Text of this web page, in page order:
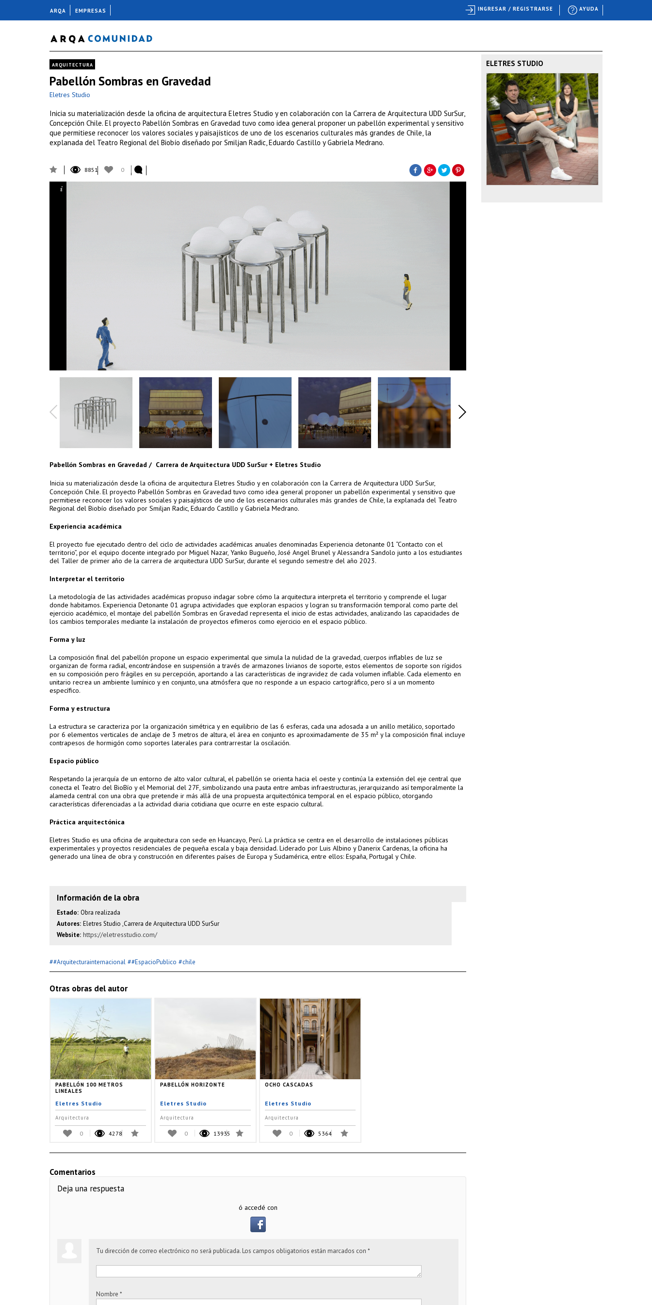
ARQUITECTURA
Pabellón Sombras en Gravedad
Eletres Studio
Inicia su materialización desde la oficina de arquitectura Eletres Studio y en colaboración con la Carrera de Arquitectura UDD SurSur,
Concepción Chile. El proyecto Pabellón Sombras en Gravedad tuvo como idea general proponer un pabellón experimental y sensitivo
que permitiese reconocer los valores sociales y paisajísticos de uno de los escenarios culturales más grandes de Chile, la
explanada del Teatro Regional del Biobío diseñado por Smiljan Radic, Eduardo Castillo y Gabriela Medrano.
8851 0
Pabellón Sombras en Gravedad / Carrera de Arquitectura UDD SurSur + Eletres Studio
Inicia su materialización desde la oficina de arquitectura Eletres Studio y en colaboración con la Carrera de Arquitectura UDD SurSur,
Concepción Chile. El proyecto Pabellón Sombras en Gravedad tuvo como idea general proponer un pabellón experimental y sensitivo que
permitiese reconocer los valores sociales y paisajísticos de uno de los escenarios culturales más grandes de Chile, la explanada del Teatro
Regional del Biobío diseñado por Smiljan Radic, Eduardo Castillo y Gabriela Medrano.
Experiencia académica
El proyecto fue ejecutado dentro del ciclo de actividades académicas anuales denominadas Experiencia detonante 01 “Contacto con el
territorio”, por el equipo docente integrado por Miguel Nazar, Yanko Bugueño, José Angel Brunel y Alessandra Sandolo junto a los estudiantes
del Taller de primer año de la carrera de arquitectura UDD SurSur, durante el segundo semestre del año 2023.
Interpretar el territorio
La metodología de las actividades académicas propuso indagar sobre cómo la arquitectura interpreta el territorio y comprende el lugar
donde habitamos. Experiencia Detonante 01 agrupa actividades que exploran espacios y logran su transformación temporal como parte del
ejercicio académico, el montaje del pabellón Sombras en Gravedad representa el inicio de estas actividades, analizando las capacidades de
los cambios temporales mediante la instalación de proyectos efímeros como ejercicio en el espacio público.
Forma y luz
La composición final del pabellón propone un espacio experimental que simula la nulidad de la gravedad, cuerpos inflables de luz se
organizan de forma radial, encontrándose en suspensión a través de armazones livianos de soporte, estos elementos de soporte son rígidos
en su composición pero frágiles en su percepción, aportando a las características de ingravidez de cada volumen inflable. Cada elemento en
unitario recrea un ambiente lumínico y en conjunto, una atmósfera que no responde a un espacio cartográfico, pero sí a un momento
específico.
Forma y estructura
La estructura se caracteriza por la organización simétrica y en equilibrio de las 6 esferas, cada una adosada a un anillo metálico, soportado
por 6 elementos verticales de anclaje de 3 metros de altura, el área en conjunto es aproximadamente de 35 m² y la composición final incluye
contrapesos de hormigón como soportes laterales para contrarrestar la oscilación.
Espacio público
Respetando la jerarquía de un entorno de alto valor cultural, el pabellón se orienta hacia el oeste y continúa la extensión del eje central que
conecta el Teatro del BioBío y el Memorial del 27F, simbolizando una pauta entre ambas infraestructuras, jerarquizando así temporalmente la
alameda central con una obra que pretende ir más allá de una propuesta arquitectónica temporal en el espacio público, otorgando
características diferenciadas a la actividad diaria cotidiana que ocurre en este espacio cultural.
Práctica arquitectónica
Eletres Studio es una oficina de arquitectura con sede en Huancayo, Perú. La práctica se centra en el desarrollo de instalaciones públicas
experimentales y proyectos residenciales de pequeña escala y baja densidad. Liderado por Luis Albino y Danerix Cardenas, la oficina ha
generado una línea de obra y construcción en diferentes países de Europa y Sudamérica, entre ellos: España, Portugal y Chile.
Información de la obra
Estado: Obra realizada
Autores: Eletres Studio ,Carrera de Arquitectura UDD SurSur
Website: https://eletresstudio.com/
##Arquitecturainternacional ##EspacioPublico #chile
Otras obras del autor
PABELLÓN 100 METROS
LINEALES
Eletres Studio
Arquitectura
0 4278
PABELLÓN HORIZONTE
Eletres Studio
Arquitectura
0 13935
OCHO CASCADAS
Eletres Studio
Arquitectura
0 5364
Comentarios
Deja una respuesta
ó accedé con
Tu dirección de correo electrónico no será publicada. Los campos obligatorios están marcados con *
Nombre *
ELETRES STUDIO
ARQA EMPRESAS AYUDA
INGRESAR / REGISTRARSE